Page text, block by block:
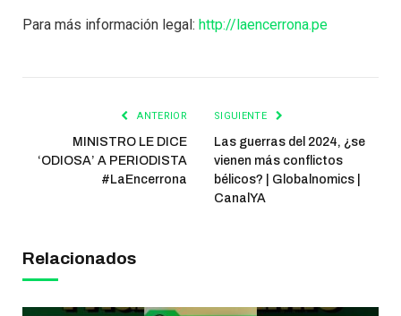
Para más información legal: http://laencerrona.pe
ANTERIOR
MINISTRO LE DICE
‘ODIOSA’ A PERIODISTA
#LaEncerrona
SIGUIENTE
Las guerras del 2024, ¿se
vienen más conflictos
bélicos? | Globalnomics |
CanalYA
Relacionados